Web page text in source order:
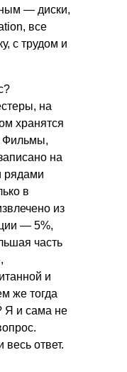
— диски,
все
с трудом и
на
хранятся
Фильмы,
на
рядами
в
из
— 5%,
часть
и
же тогда
Я и сама не
ответ.